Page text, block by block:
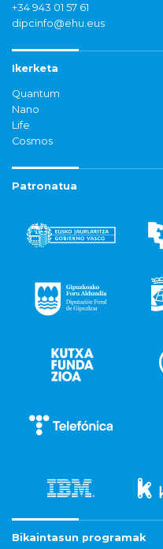
+34 943 01 57 61
dipcinfo@ehu.eus
Ikerketa
Quantum
Nano
Life
Cosmos
Patronatua
Bikaintasun programak